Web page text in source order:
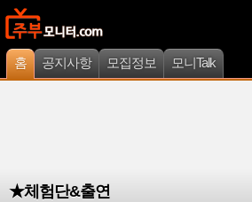
홈 공지사항 모집정보 모니Talk
★체험단&출연